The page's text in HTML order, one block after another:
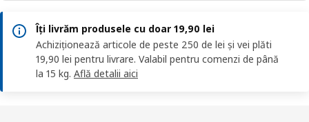
Îți livrăm produsele cu doar 19,90 lei
Achiziționează articole de peste 250 de lei și vei plăti
19,90 lei pentru livrare. Valabil pentru comenzi de până
la 15 kg. Află detalii aici